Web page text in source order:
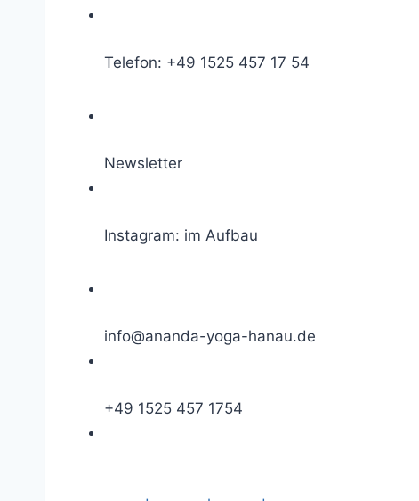
Telefon: +49 1525 457 17 54
Newsletter
Instagram: im Aufbau
info@ananda-yoga-hanau.de
+49 1525 457 1754